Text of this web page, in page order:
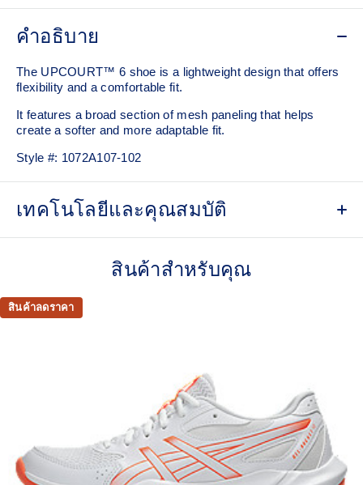
คำอธิบาย
The UPCOURT™ 6 shoe is a lightweight design that offers
flexibility and a comfortable fit. ​
It features a broad section of mesh paneling that helps
create a softer and more adaptable fit.
Style #: 1072A107-102
เทคโนโลยีและคุณสมบัติ
The sockliner is produced with the solution dyeing
33% and carbon emissions by approximately 45%
compared to the conventional dyeing technology
สินค้าสำหรับคุณ
สินค้าลดราคา